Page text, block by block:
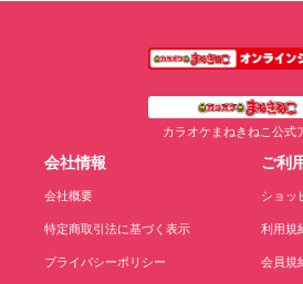
カラオケまねきねこ公式
会社情報
会社概要
特定商取引法に基づく表示
プライバシーポリシー
ご利
ショッ
利用規
会員規